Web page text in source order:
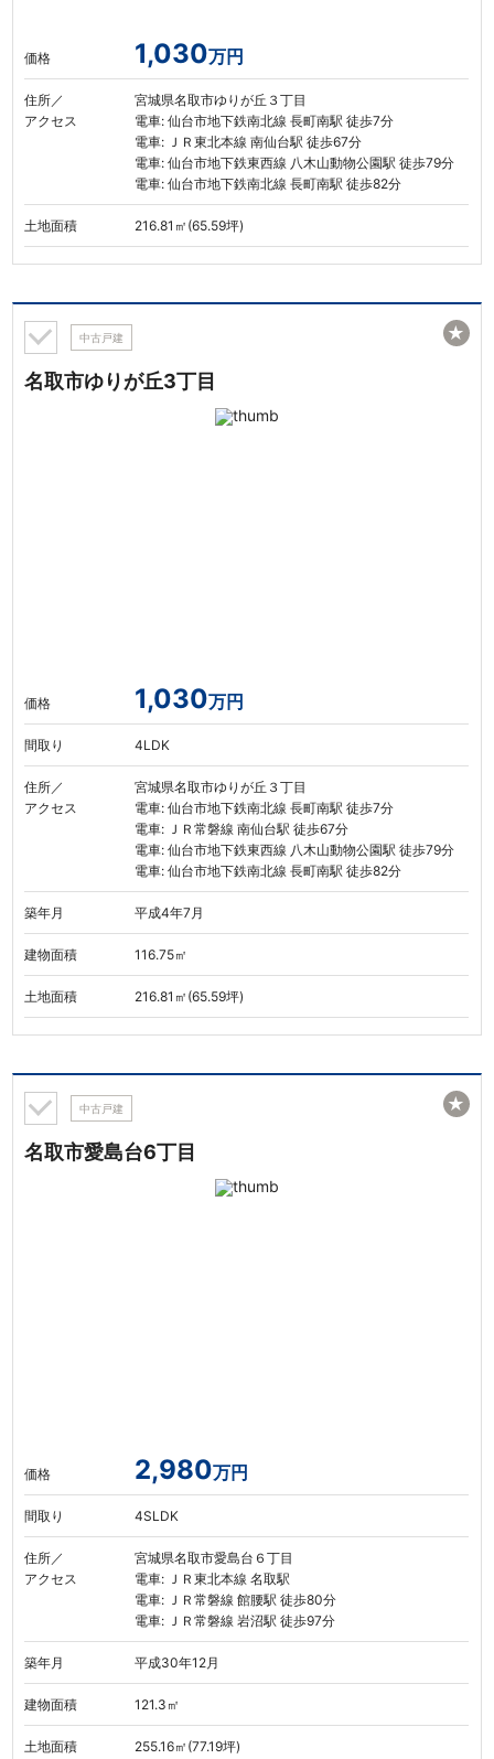
価格 1,030万円
住所／
アクセス
宮城県名取市ゆりが丘３丁目
電車: 仙台市地下鉄南北線 長町南駅 徒歩7分
電車: ＪＲ東北本線 南仙台駅 徒歩67分
電車: 仙台市地下鉄東西線 八木山動物公園駅 徒歩79分
電車: 仙台市地下鉄南北線 長町南駅 徒歩82分
土地面積 216.81㎡(65.59坪)
中古戸建
名取市ゆりが丘3丁目
価格 1,030万円
間取り 4LDK
住所／
アクセス
宮城県名取市ゆりが丘３丁目
電車: 仙台市地下鉄南北線 長町南駅 徒歩7分
電車: ＪＲ常磐線 南仙台駅 徒歩67分
電車: 仙台市地下鉄東西線 八木山動物公園駅 徒歩79分
電車: 仙台市地下鉄南北線 長町南駅 徒歩82分
築年月 平成4年7月
建物面積 116.75㎡
土地面積 216.81㎡(65.59坪)
★
中古戸建
名取市愛島台6丁目
価格 2,980万円
間取り 4SLDK
住所／
アクセス
宮城県名取市愛島台６丁目
電車: ＪＲ東北本線 名取駅
電車: ＪＲ常磐線 館腰駅 徒歩80分
電車: ＪＲ常磐線 岩沼駅 徒歩97分
築年月 平成30年12月
建物面積 121.3㎡
土地面積 255.16㎡(77.19坪)
★